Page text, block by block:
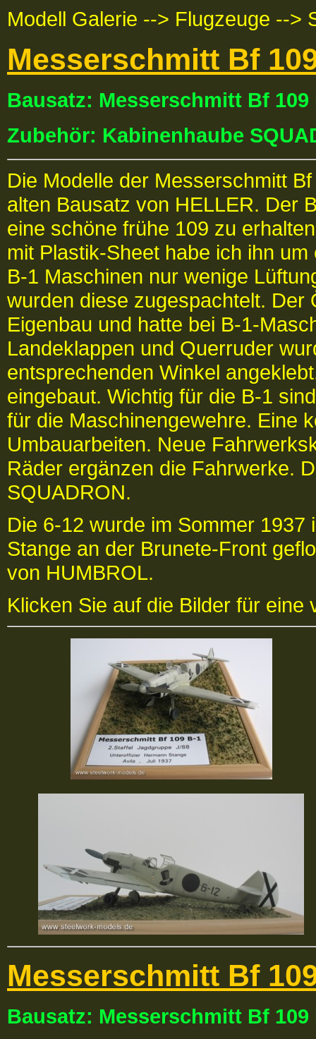
Modell Galerie --> Flugzeuge -->
Messerschmitt Bf
Bausatz: Messerschmitt Bf 109
Zubehör: Kabinenhaube
Die Modelle der Messerschmitt
alten Bausatz von HELLER. Der
eine schöne frühe 109 zu
mit Plastik-Sheet habe ich ihn
B-1 Maschinen nur wenige
wurden diese zugespachtelt. Der
Eigenbau und hatte bei B-1-
Landeklappen und Querruder
entsprechenden Winkel
eingebaut. Wichtig für die B-1
für die Maschinengewehre. Eine
Umbauarbeiten. Neue
Räder ergänzen die Fahrwerke.
SQUADRON.
Die 6-12 wurde im Sommer
Stange an der Brunete-Front
von HUMBROL.
Klicken Sie auf die Bilder für
Messerschmitt Bf
Bausatz: Messerschmitt Bf 109